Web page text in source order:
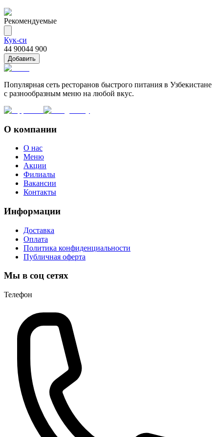
Рекомендуемые
Кук-си
44 90044 900
Добавить
Популярная сеть ресторанов быстрого питания в Узбекистане
с разнообразным меню на любой вкус.
О компании
О нас
Меню
Акции
Филиалы
Вакансии
Контакты
Информации
Доставка
Оплата
Политика конфиденциальности
Публичная оферта
Мы в соц сетях
Телефон